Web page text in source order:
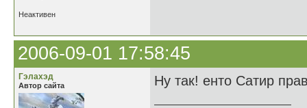
Неактивен
2006-09-01 17:58:45
Гэлахэд
Автор сайта Ну так! енто Сатир